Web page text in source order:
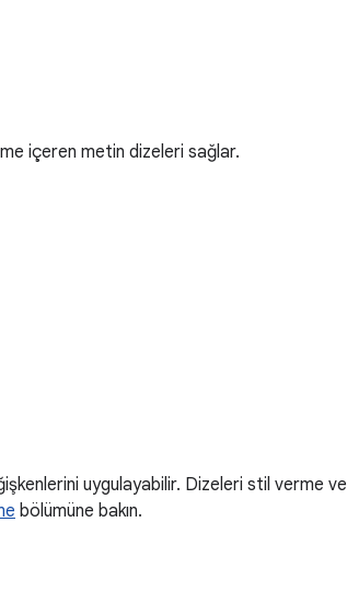
içeren metin dizeleri sağlar.
uygulayabilir. Dizeleri stil verme ve
bölümüne bakın.